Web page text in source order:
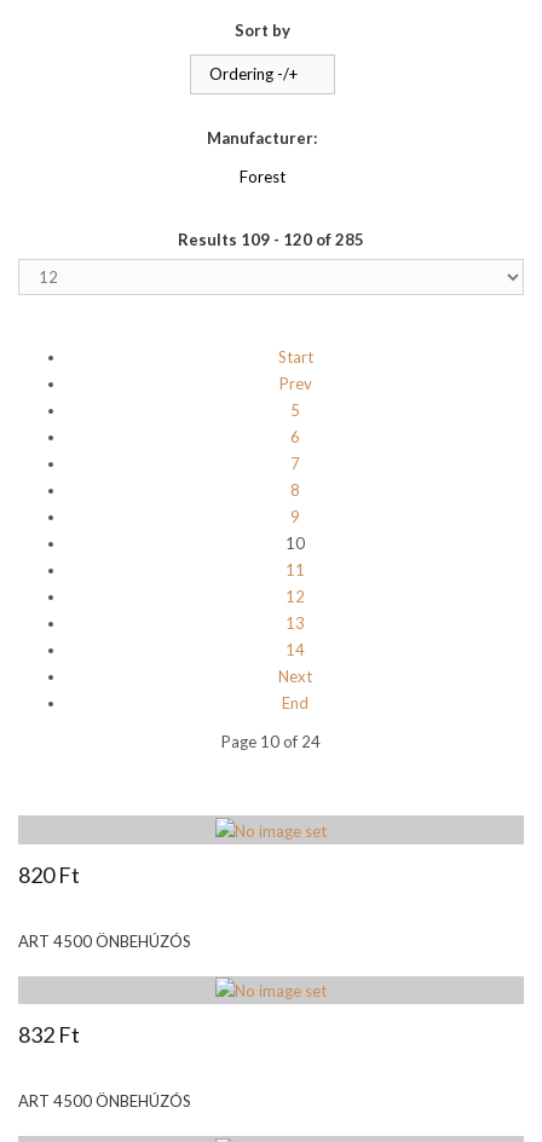
Sort by
Ordering -/+
Manufacturer:
Forest
Results 109 - 120 of 285
Start
Prev
5
6
7
8
9
10
11
12
13
14
Next
End
Page 10 of 24
820 Ft
ART 4500 ÖNBEHÚZÓS
832 Ft
ART 4500 ÖNBEHÚZÓS